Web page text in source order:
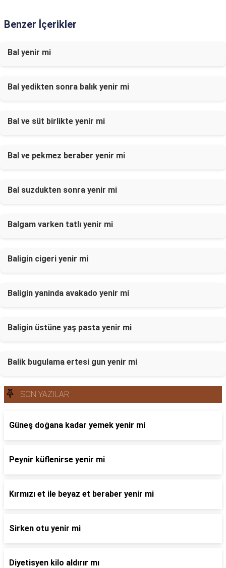
Benzer İçerikler
Bal yenir mi
Bal yedikten sonra balık yenir mi
Bal ve süt birlikte yenir mi
Bal ve pekmez beraber yenir mi
Bal suzdukten sonra yenir mi
Balgam varken tatlı yenir mi
Baligin cigeri yenir mi
Baligin yaninda avakado yenir mi
Baligin üstüne yaş pasta yenir mi
Balik bugulama ertesi gun yenir mi
SON YAZILAR
Güneş doğana kadar yemek yenir mi
Peynir küflenirse yenir mi
Kırmızı et ile beyaz et beraber yenir mi
Sirken otu yenir mi
Diyetisyen kilo aldırır mı